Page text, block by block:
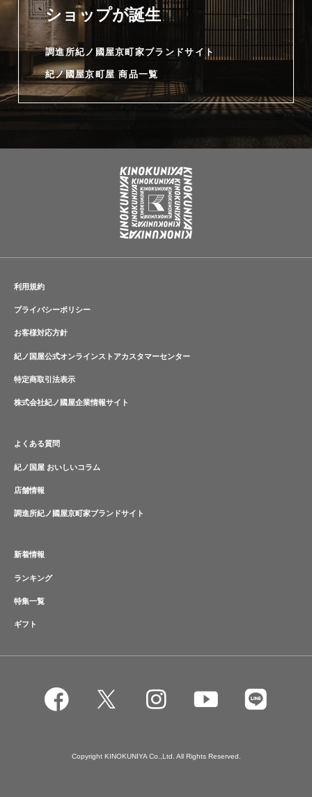
ショップが誕生
調進所紀ノ國屋京町家ブランドサイト
紀ノ國屋京町屋 商品一覧
利用規約
プライバシーポリシー
お客様対応方針
紀ノ国屋公式オンラインストアカスタマーセンター
特定商取引法表示
株式会社紀ノ國屋企業情報サイト
よくある質問
紀ノ国屋 おいしいコラム
店舗情報
調進所紀ノ國屋京町家ブランドサイト
新着情報
ランキング
特集一覧
ギフト
Copyright KINOKUNIYA Co.,Ltd. All Rights Reserved.